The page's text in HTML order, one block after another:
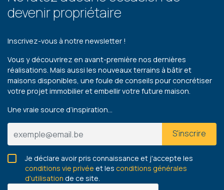
devenir propriétaire
Inscrivez-vous à notre newsletter !
Vous y découvrirez en avant-première nos dernières
réalisations. Mais aussi les nouveaux terrains à bâtir et
maisons disponibles, une foule de conseils pour concrétiser
votre projet immobilier et embellir votre future maison.
Une vraie source d’inspiration…
S'inscrire
Je déclare avoir pris connaissance et j'accepte les
conditions vie privée et les conditions générales
d'utilisation de ce site.